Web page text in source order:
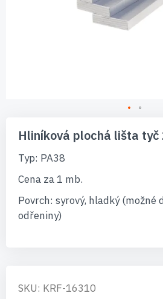
začátek
galerie
obrázky
Hliníková plochá lišta tyč
Typ: PA38
Cena za 1 mb.
Povrch: syrový, hladký (možné
odřeniny)
SKU: KRF-16310